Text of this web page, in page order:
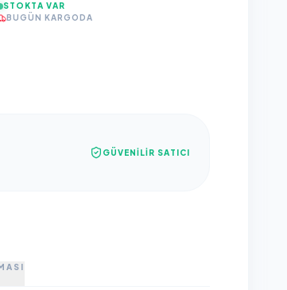
STOKTA VAR
BUGÜN KARGODA
GÜVENILIR SATICI